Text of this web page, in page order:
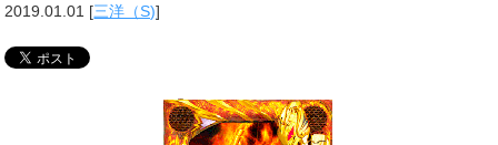
2019.01.01 [三洋（S)]